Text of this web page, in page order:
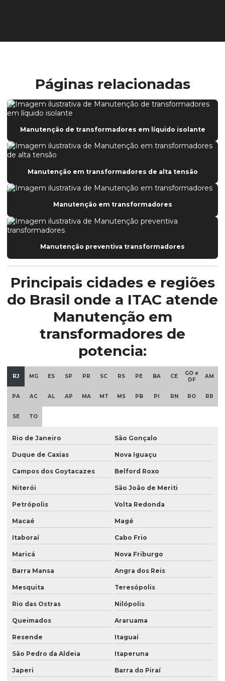
Páginas relacionadas
Manutenção de transformadores em líquido isolante
Manutenção em transformadores de alta tensão
Manutenção em transformadores
Manutenção preventiva transformadores
Principais cidades e regiões
do Brasil onde a ITAC atende
Manutenção em
transformadores de
potencia:
RJ MG ES SP PR SC RS PE BA CE
GO e
DF
AM
PA AC AL AP MA MT MS PB PI RN RO RR
SE TO
Rio de Janeiro São Gonçalo
Duque de Caxias Nova Iguaçu
Campos dos Goytacazes Belford Roxo
Niterói São João de Meriti
Petrópolis Volta Redonda
Macaé Magé
Itaboraí Cabo Frio
Maricá Nova Friburgo
Barra Mansa Angra dos Reis
Mesquita Teresópolis
Rio das Ostras Nilópolis
Queimados Araruama
Resende Itaguaí
São Pedro da Aldeia Itaperuna
Japeri Barra do Piraí